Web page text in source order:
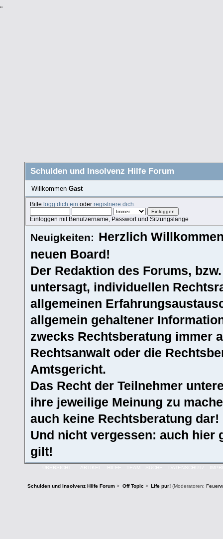
"
Schulden und Insolvenz Hilfe Forum
Willkommen Gast
Bittelogg dich ein oderregistriere dich
Einloggen mit Benutzername, Passwort und Sitzungslänge
Neuigkeiten: Herzlich
neuen Board!
Der Redaktion des Forums,
untersagt, individuellen
allgemeinen
allgemein gehaltener
zwecks Rechtsberatung immer
Rechtsanwalt oder die
Amtsgericht.
Das Recht der Teilnehmer
ihre jeweilige Meinung zu
auch keine Rechtsberatung dar!
Und nicht vergessen: auch hier
gilt!
ÜBERSICHT ARTIKEL HILFE TEAM SUCHE DATENSCHUTZ
Schulden und Insolvenz Hilfe Forum > Off Topic > Life pur!(Moderatoren: